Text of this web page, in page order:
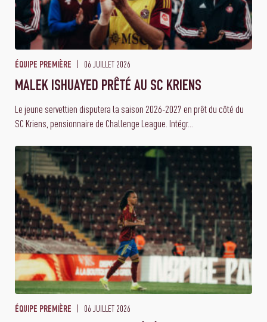
ÉQUIPE PREMIÈRE 06 JUILLET 2026
MALEK ISHUAYED PRÊTÉ AU SC KRIENS
Le jeune servettien disputera la saison 2026-2027 en prêt du côté du
SC Kriens, pensionnaire de Challenge League. Intégr...
ÉQUIPE PREMIÈRE 06 JUILLET 2026